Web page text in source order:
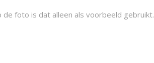
A
foto is dat alleen als voorbeeld gebruikt.